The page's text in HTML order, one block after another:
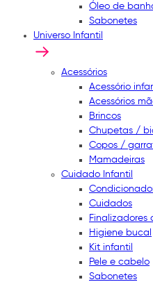
Óleo de
Sabonetes
Universo Infantil
Acessórios
Acessório
Acessórios
Brincos
Chupetas /
Copos /
Mamadeiras
Cuidado Infantil
Cuidados
Finalizadores
Higiene bucal
Kit infantil
Pele e cabelo
Sabonetes